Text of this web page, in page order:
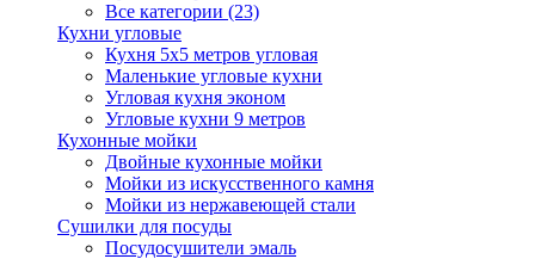
Все категории (23)
Кухни угловые
Кухня 5х5 метров угловая
Маленькие угловые кухни
Угловая кухня эконом
Угловые кухни 9 метров
Кухонные мойки
Двойные кухонные мойки
Мойки из искусственного камня
Мойки из нержавеющей стали
Сушилки для посуды
Посудосушители эмаль